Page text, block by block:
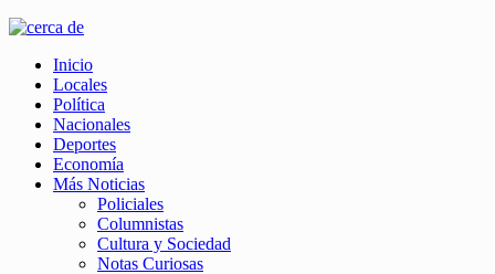
Inicio
Locales
Política
Nacionales
Deportes
Economía
Más Noticias
Policiales
Columnistas
Cultura y Sociedad
Notas Curiosas